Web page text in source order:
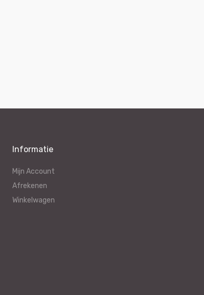
Informatie
Mijn Account
Afrekenen
Winkelwagen